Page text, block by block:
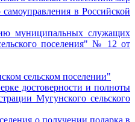
в Российской
муниципальных служащих
поселения" № 12 от
сельском поселении"
достоверности и полноты
Мугунского сельского